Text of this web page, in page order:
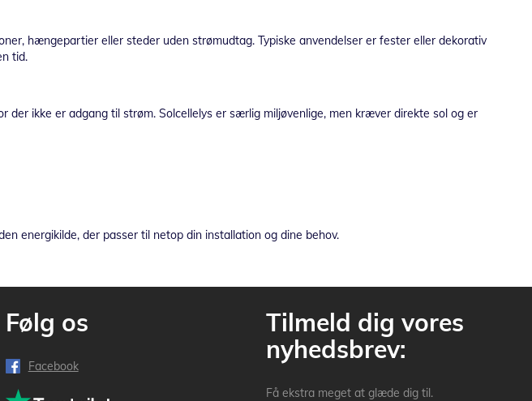
hængepartier eller steder uden strømudtag. Typiske anvendelser er fester eller dekorativ
tid.
ikke er adgang til strøm. Solcellelys er særlig miljøvenlige, men kræver direkte sol og er
energikilde, der passer til netop din installation og dine behov.
Følg os
Facebook
Tilmeld dig vores
nyhedsbrev:
Få ekstra meget at glæde dig til.